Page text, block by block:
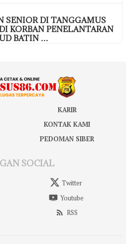
SENIOR DI TANGGAMUS
KORBAN PENELANTARAN
BATIN …
KARIR
KONTAK KAMI
PEDOMAN SIBER
SOCIAL
Twitter
Youtube
RSS